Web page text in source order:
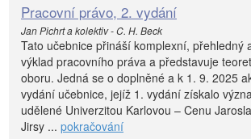
Pracovní právo, 2. vydání
Jan Pichrt a kolektiv - C. H. Beck
Tato učebnice přináší komplexní, přehledný
výklad pracovního práva a představuje
oboru. Jedná se o doplněné a k 1. 9. 2025
vydání učebnice, jejíž 1. vydání získalo
udělené Univerzitou Karlovou – Cenu
Jirsy ... pokračování